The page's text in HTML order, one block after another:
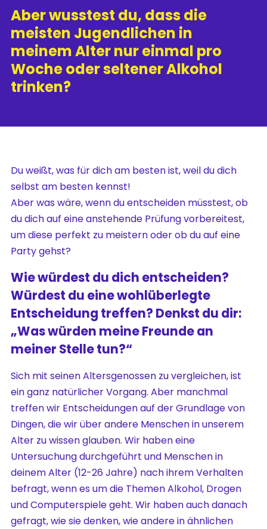
Aber wusstest du, dass die
meisten Jugendlichen in
meinem Alter nur einmal pro
Woche oder seltener Alkohol
trinken?
Du weißt, was für dich am besten ist, weil du dich
selbst am besten kennst!
Aber was wäre, wenn du entscheiden müsstest, ob
du dich auf eine anstehende Prüfung vorbereitest,
um diese perfekt zu meistern oder ob du auf eine
Party gehst?
Wie würdest du dich entscheiden?
Würdest du eine wohlüberlegte
Entscheidung treffen? Denkst du dir:
„Was würden meine Freunde an
meiner Stelle tun?“
Sich mit seinen Altersgenossen zu vergleichen, ist
ein ganz natürlicher Vorgang. Aber manchmal
treffen wir Entscheidungen auf der Grundlage von
Dingen, die wir über andere Menschen in unserem
Alter zu wissen glauben. Wir haben eine
Untersuchung durchgeführt und Menschen in
deinem Alter (12-26 Jahre) nach ihrem Verhalten
befragt, wenn es um die Themen Alkohol, Drogen
und Computerspiele geht. Wir haben auch danach
gefragt, wie sie denken, wie andere in ähnlichen